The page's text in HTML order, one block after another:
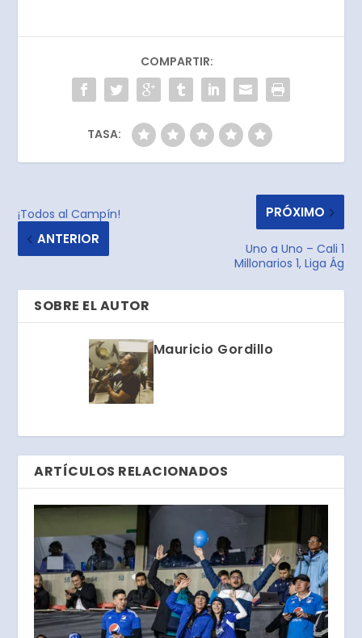
COMPARTIR:
TASA:
¡Todos al Campín!
ANTERIOR
PRÓXIMO
Uno a Uno – Cali 1
Millonarios 1, Liga Ág
SOBRE EL AUTOR
Mauricio Gordillo
ARTÍCULOS RELACIONADOS